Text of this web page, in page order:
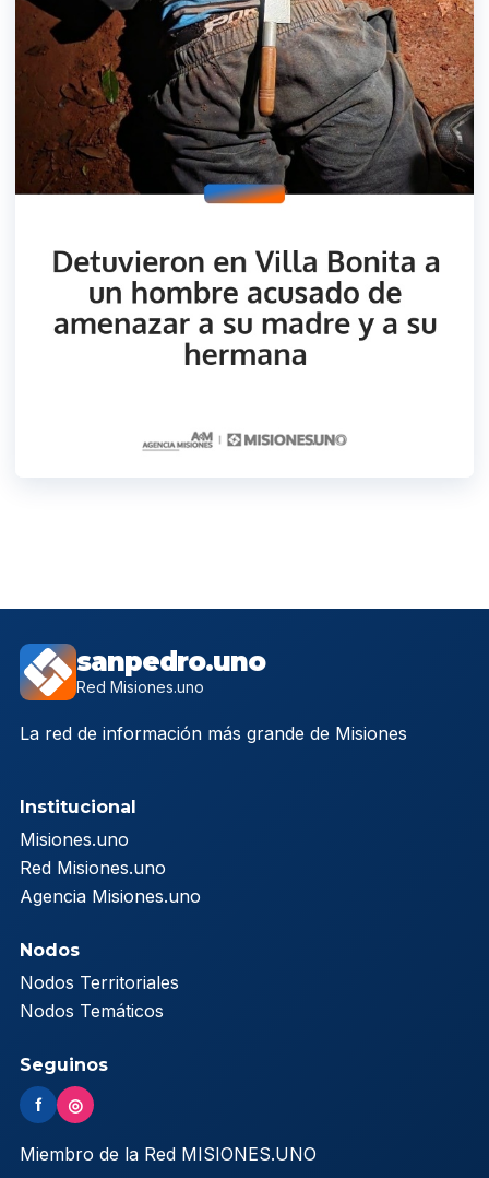
sanpedro.uno
Red Misiones.uno
La red de información más grande de Misiones
Institucional
Misiones.uno
Red Misiones.uno
Agencia Misiones.uno
Nodos
Nodos Territoriales
Nodos Temáticos
Seguinos
f ◎
Miembro de la Red MISIONES.UNO